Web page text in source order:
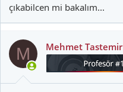
çıkabilcen mi bakalım...
M Mehmet Tastemir